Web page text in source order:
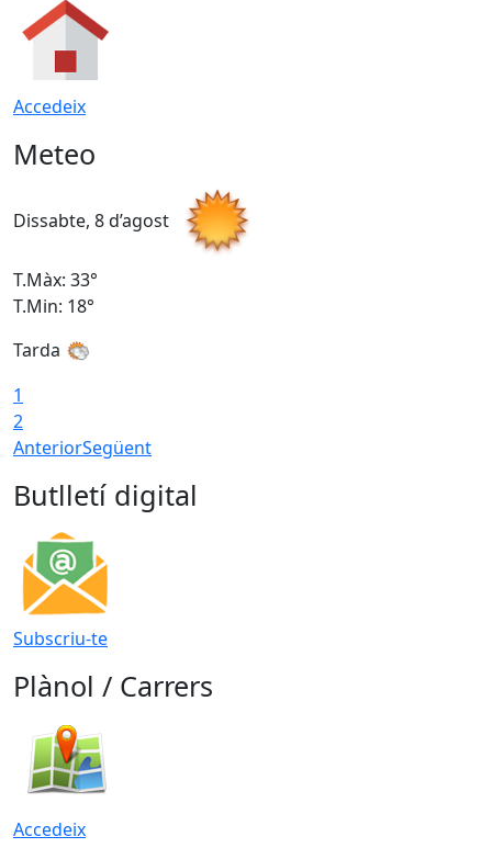
Accedeix
Meteo
Dissabte, 8 d’agost
T.Màx: 33°
T.Min: 18°
Tarda
1
2
AnteriorSegüent
Butlletí digital
Subscriu-te
Plànol / Carrers
Accedeix